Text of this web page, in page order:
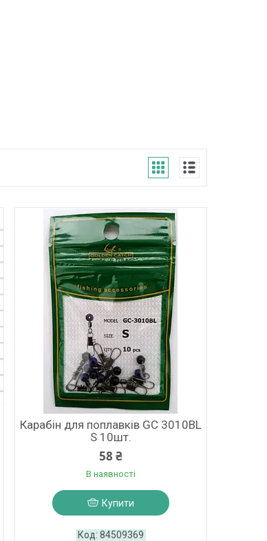
Карабін для поплавків GC 3010BL
S 10шт.
58 ₴
В наявності
Купити
84509369